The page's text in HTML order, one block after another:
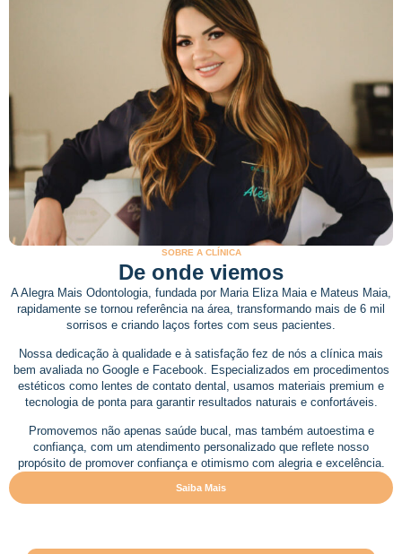
SOBRE A CLÍNICA
De onde viemos
A Alegra Mais Odontologia, fundada por Maria Eliza Maia e Mateus Maia,
rapidamente se tornou referência na área, transformando mais de 6 mil
sorrisos e criando laços fortes com seus pacientes.
Nossa dedicação à qualidade e à satisfação fez de nós a clínica mais
bem avaliada no Google e Facebook. Especializados em procedimentos
estéticos como lentes de contato dental, usamos materiais premium e
tecnologia de ponta para garantir resultados naturais e confortáveis.
Promovemos não apenas saúde bucal, mas também autoestima e
confiança, com um atendimento personalizado que reflete nosso
propósito de promover confiança e otimismo com alegria e excelência.
Saiba Mais